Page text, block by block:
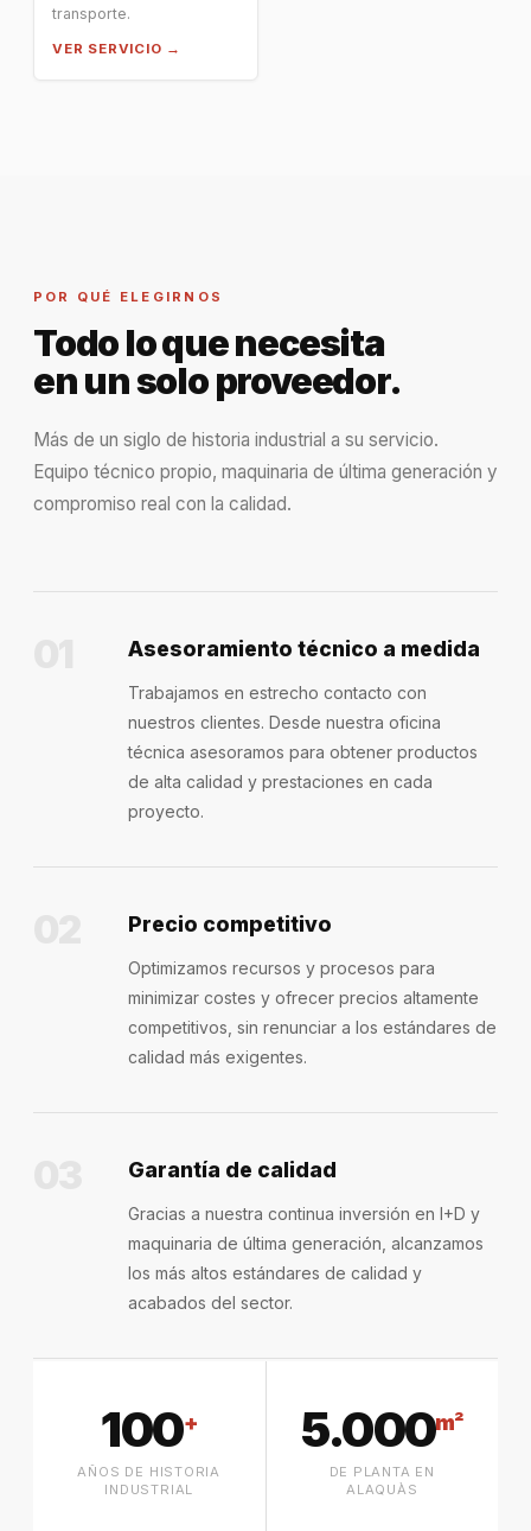
transporte.
VER SERVICIO →
POR QUÉ ELEGIRNOS
Todo lo que necesita
en un solo proveedor.
Más de un siglo de historia industrial a su servicio.
Equipo técnico propio, maquinaria de última generación y
compromiso real con la calidad.
Asesoramiento técnico a medida
Trabajamos en estrecho contacto con
nuestros clientes. Desde nuestra oficina
técnica asesoramos para obtener productos
de alta calidad y prestaciones en cada
proyecto.
Precio competitivo
Optimizamos recursos y procesos para
minimizar costes y ofrecer precios altamente
competitivos, sin renunciar a los estándares de
calidad más exigentes.
Garantía de calidad
Gracias a nuestra continua inversión en I+D y
maquinaria de última generación, alcanzamos
los más altos estándares de calidad y
acabados del sector.
100+
AÑOS DE HISTORIA
INDUSTRIAL
5.000m²
DE PLANTA EN
ALAQUÀS